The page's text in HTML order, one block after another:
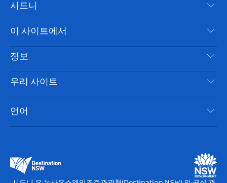
이
스
북
귀
다
브
타
램
터
레
스
트
시드니
문의하기
부인 성명
쿠키 고지
이 사이트에서
목적지
할 일
이벤트
숙소
정보
여행 정보
시드니 접근성
귀하의 사업을 등록하세요
우리 사이트
뉴사우스웨일즈주관광청(Destination NSW) 미디어 센터
비비드 시드니(Vivid Sydney)
언어